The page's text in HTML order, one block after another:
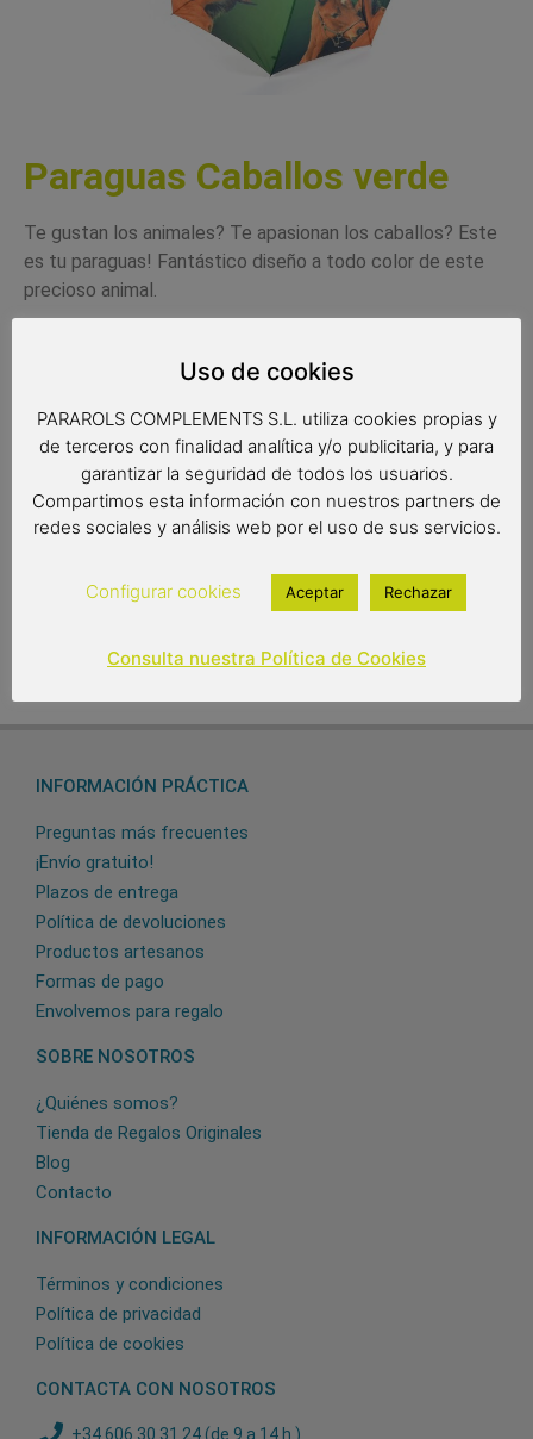
Paraguas Caballos verde
Te gustan los animales? Te apasionan los caballos? Este
es tu paraguas! Fantástico diseño a todo color de este
precioso animal.
Diámetro: 103 cm.
Largo: 89 cm.
12,00€
INFORMACIÓN PRÁCTICA
Preguntas más frecuentes
¡Envío gratuito!
Plazos de entrega
Política de devoluciones
Productos artesanos
Formas de pago
Envolvemos para regalo
SOBRE NOSOTROS
¿Quiénes somos?
Tienda de Regalos Originales
Blog
Contacto
INFORMACIÓN LEGAL
Términos y condiciones
Política de privacidad
Política de cookies
CONTACTA CON NOSOTROS
+34 606 30 31 24 (de 9 a 14 h.)
Uso de cookies
PARAROLS COMPLEMENTS S.L. utiliza cookies propias y
de terceros con finalidad analítica y/o publicitaria, y para
garantizar la seguridad de todos los usuarios.
Compartimos esta información con nuestros partners de
redes sociales y análisis web por el uso de sus servicios.
Configurar cookies Aceptar Rechazar
Consulta nuestra Política de Cookies